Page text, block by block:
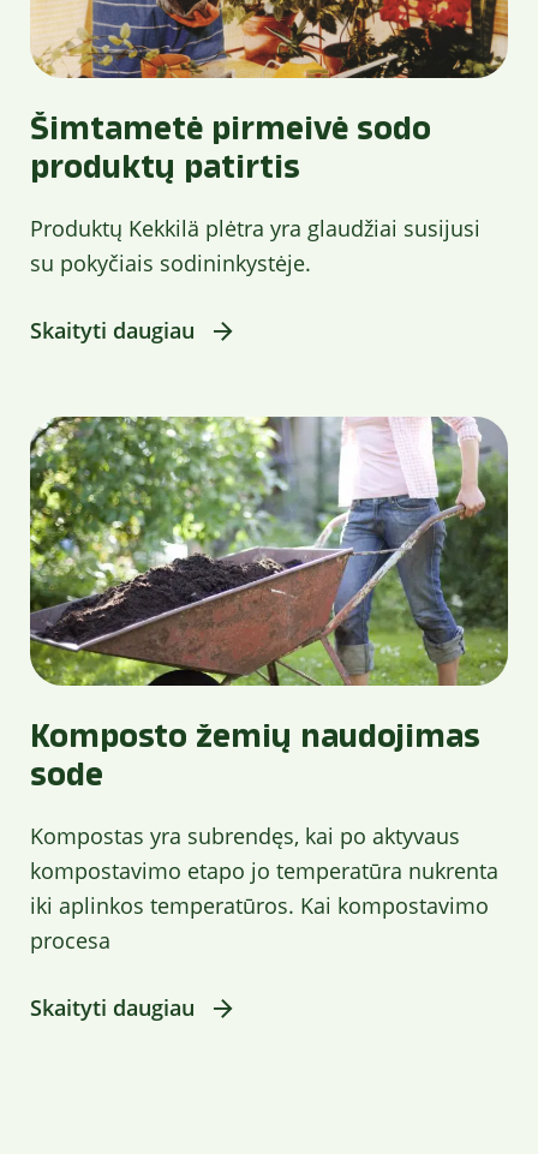
Šimtametė pirmeivė sodo
produktų patirtis
Produktų Kekkilä plėtra yra glaudžiai susijusi
su pokyčiais sodininkystėje.
Skaityti daugiau
Komposto žemių naudojimas
sode
Kompostas yra subrendęs, kai po aktyvaus
kompostavimo etapo jo temperatūra nukrenta
iki aplinkos temperatūros. Kai kompostavimo
procesa
Skaityti daugiau